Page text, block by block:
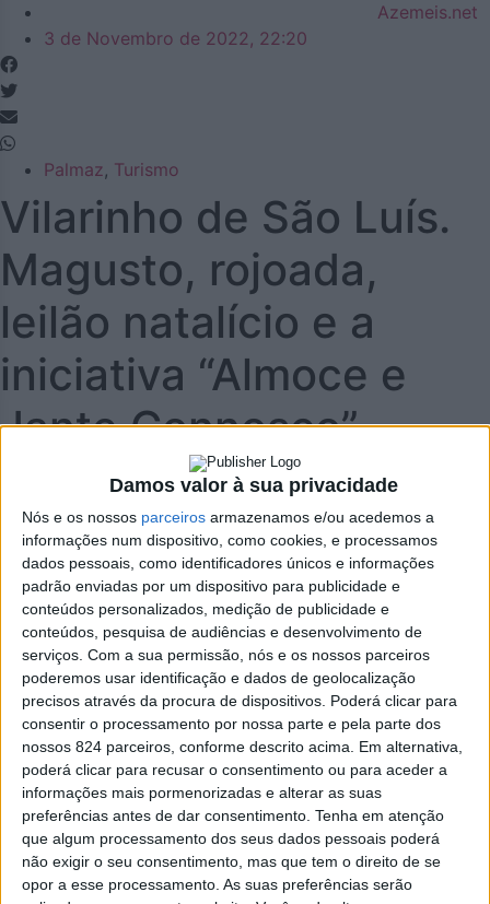
Damos valor à sua privacidade
Nós e os nossos parceiros armazenamos e/ou acedemos a
informações num dispositivo, como cookies, e processamos
dados pessoais, como identificadores únicos e informações
padrão enviadas por um dispositivo para publicidade e
conteúdos personalizados, medição de publicidade e
conteúdos, pesquisa de audiências e desenvolvimento de
serviços. Com a sua permissão, nós e os nossos parceiros
poderemos usar identificação e dados de geolocalização
precisos através da procura de dispositivos. Poderá clicar para
consentir o processamento por nossa parte e pela parte dos
nossos 824 parceiros, conforme descrito acima. Em alternativa,
poderá clicar para recusar o consentimento ou para aceder a
informações mais pormenorizadas e alterar as suas
preferências antes de dar consentimento. Tenha em atenção
que algum processamento dos seus dados pessoais poderá
não exigir o seu consentimento, mas que tem o direito de se
opor a esse processamento. As suas preferências serão
Azemeis.net
3 de Novembro de 2022, 22:20
Palmaz, Turismo
Vilarinho de São Luís.
Magusto, rojoada,
leilão natalício e a
iniciativa “Almoce e
Jante Connosco”
> Vilarinho de S. Luís, a nova Aldeia de Portugal, vai estar
em festa.
Foto: Câmara Municipal de Oliveira de Azeméis